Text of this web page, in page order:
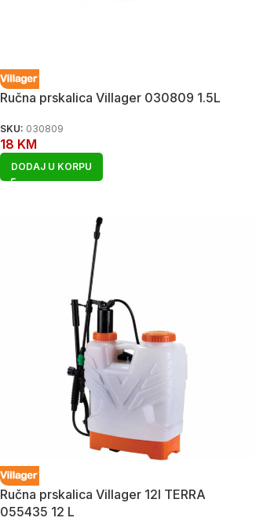
Ručna prskalica Villager 030809 1.5L
SKU: 030809
18 KM
DODAJ U KORPU
Ručna prskalica Villager 12l TERRA
055435 12 L